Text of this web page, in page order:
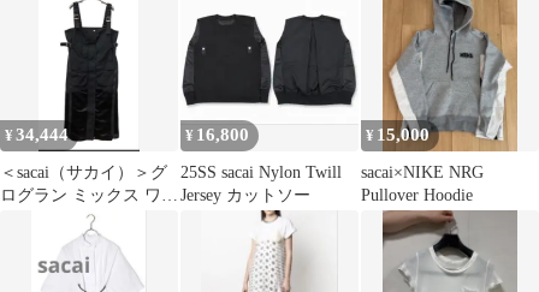
¥34,444
＜sacai（サカイ）＞グ
ログラン ミックス ワン
ピース BLACK 2
¥ 16,800
25SS sacai Nylon Twill
Jersey カットソー
¥ 15,000
sacai×NIKE NRG
Pullover Hoodie